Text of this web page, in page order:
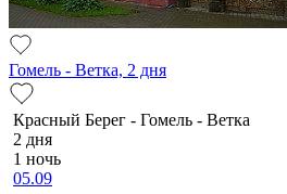
Гомель - Ветка, 2 дня
Красный Берег - Гомель - Ветка
2 дня
1 ночь
05.09